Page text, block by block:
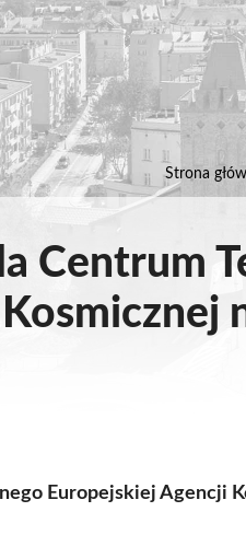
Strona
Centrum
Europejskiej Agencji